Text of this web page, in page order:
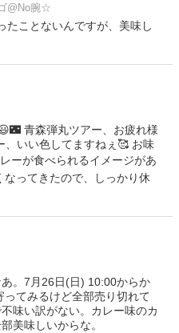
@No腕☆
たことないんですが、美味し
青森弾丸ツアー、お疲れ様
、いい色してますねぇ🥰 お味
ーが食べられるイメージがあ
なってきたので、しっかり休
あ。7月26日(日) 10:00からか
てみるけど全部売り切れて
味い訳がない。カレー味のカ
美味しいからな。